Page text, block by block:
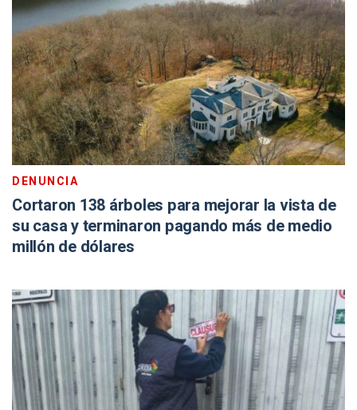
DENUNCIA
Cortaron 138 árboles para mejorar la vista de
su casa y terminaron pagando más de medio
millón de dólares